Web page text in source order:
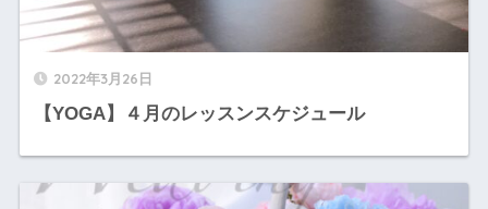
2022年3月26日
【YOGA】４月のレッスンスケジュール